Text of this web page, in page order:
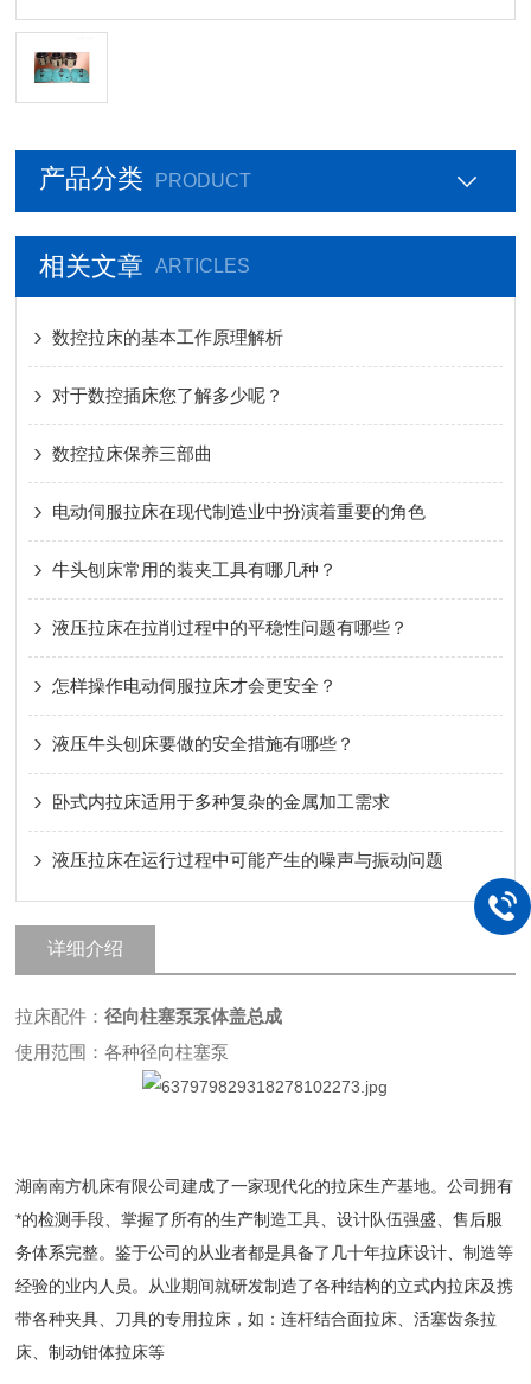
产品分类 PRODUCT
相关文章 ARTICLES
数控拉床的基本工作原理解析
对于数控插床您了解多少呢？
数控拉床保养三部曲
电动伺服拉床在现代制造业中扮演着重要的角色
牛头刨床常用的装夹工具有哪几种？
液压拉床在拉削过程中的平稳性问题有哪些？
怎样操作电动伺服拉床才会更安全？
液压牛头刨床要做的安全措施有哪些？
卧式内拉床适用于多种复杂的金属加工需求
液压拉床在运行过程中可能产生的噪声与振动问题
详细介绍
拉床配件：径向柱塞泵泵体盖总成
使用范围：各种径向柱塞泵
湖南南方机床有限公司建成了一家现代化的拉床生产基地。公司拥有
*的检测手段、掌握了所有的生产制造工具、设计队伍强盛、售后服
务体系完整。鉴于公司的从业者都是具备了几十年拉床设计、制造等
经验的业内人员。从业期间就研发制造了各种结构的立式内拉床及携
带各种夹具、刀具的专用拉床，如：连杆结合面拉床、活塞齿条拉
床、制动钳体拉床等